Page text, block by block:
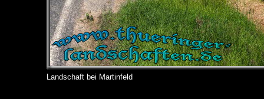
Landschaft bei Martinfeld